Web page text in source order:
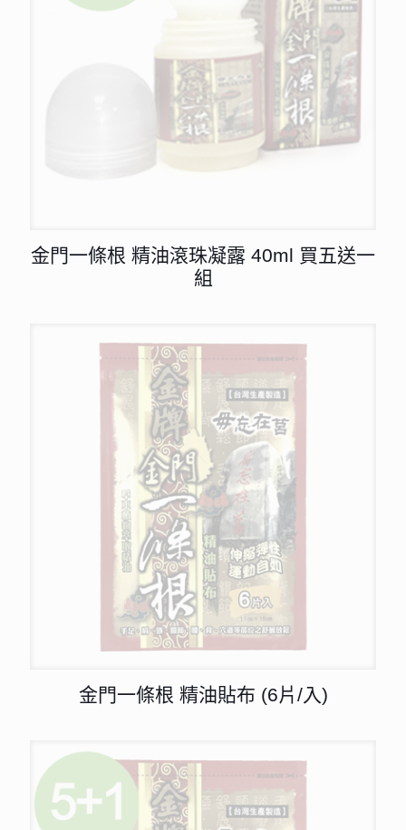
金門一條根 精油滾珠凝露 40ml 買五送一
組
金門一條根 精油貼布 (6片/入)